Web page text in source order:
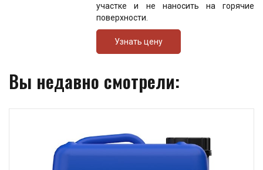
участке и не наносить на горячие
поверхности.
Узнать цену
Вы недавно смотрели: